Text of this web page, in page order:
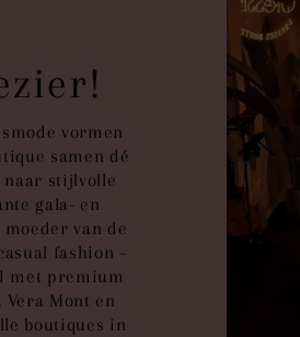
vormen
samen dé
naar stijlvolle
gala- en
van de
fashion –
met premium
Vera Mont en
boutiques in